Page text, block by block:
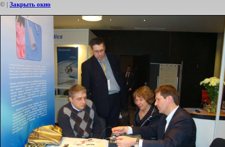
© | Закрыть окно